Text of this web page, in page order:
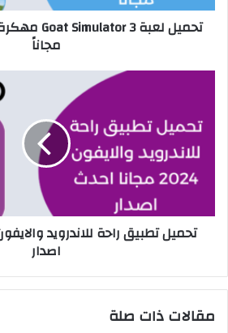
مجاناً
اصدار
مقالات ذات صلة